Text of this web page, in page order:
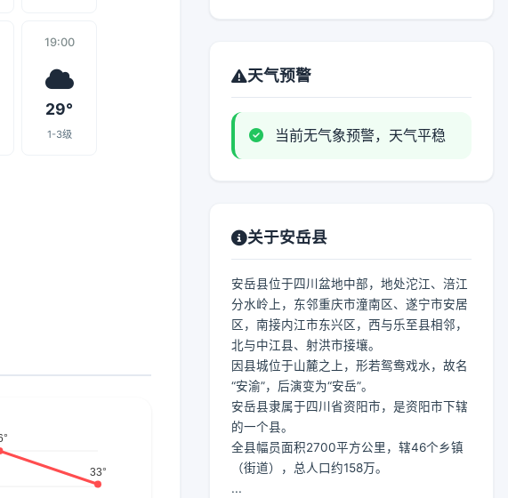
19:00
29°
1-3级
天气预警
当前无气象预警，天气平稳
关于安岳县
安岳县位于四川盆地中部，地处沱江、涪江
分水岭上，东邻重庆市潼南区、遂宁市安居
区，南接内江市东兴区，西与乐至县相邻，
北与中江县、射洪市接壤。
因县城位于山麓之上，形若鸳鸯戏水，故名
“安渝”，后演变为“安岳”。
安岳县隶属于四川省资阳市，是资阳市下辖
的一个县。
全县幅员面积2700平方公里，辖46个乡镇
（街道），总人口约158万。
...